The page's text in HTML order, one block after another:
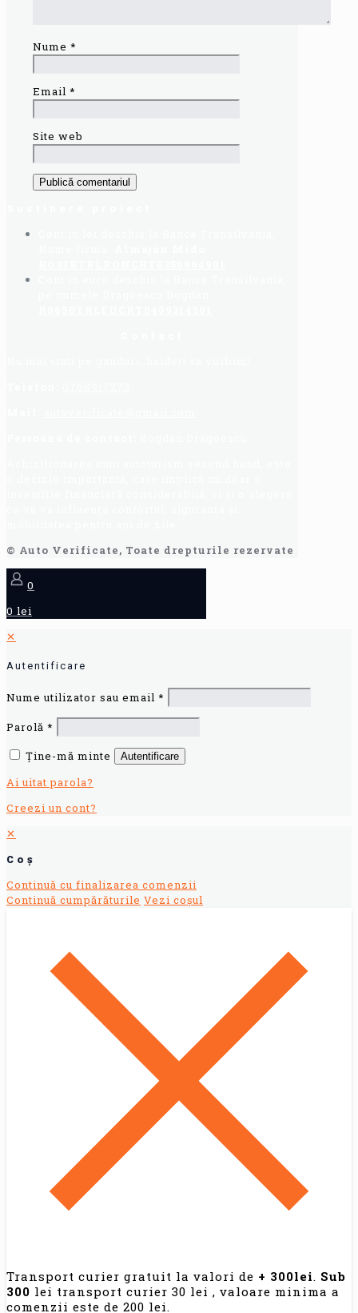
Nume *
Email *
Site web
© Auto Verificate, Toate drepturile rezervate
0
0 lei
✕
Autentificare
Nume utilizator sau email *
Parolă *
Ține-mă minte
Autentificare
Ai uitat parola?
Creezi un cont?
✕
Coș
Continuă cu finalizarea comenzii
Continuă cumpărăturile Vezi coșul
Transport curier gratuit la valori de + 300lei. Sub
300 lei transport curier 30 lei , valoare minima a
comenzii este de 200 lei.